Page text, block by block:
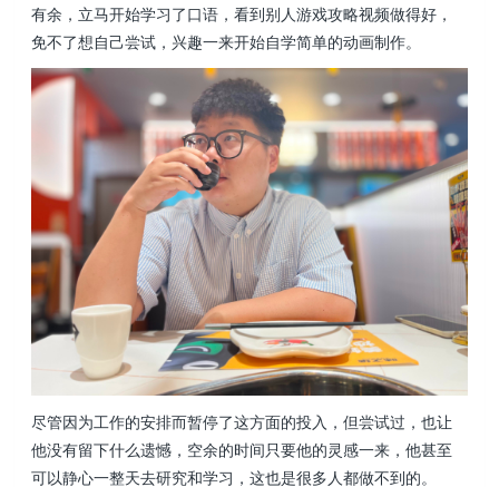
有余，立马开始学习了口语，看到别人游戏攻略视频做得好，
免不了想自己尝试，兴趣一来开始自学简单的动画制作。
尽管因为工作的安排而暂停了这方面的投入，但尝试过，也让
他没有留下什么遗憾，空余的时间只要他的灵感一来，他甚至
可以静心一整天去研究和学习，这也是很多人都做不到的。